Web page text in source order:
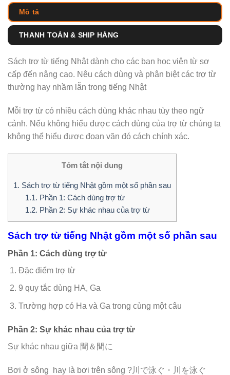
Mô tả
THANH TOÁN & SHIP HÀNG
Sách trợ từ tiếng Nhật dành cho các bạn học viên từ sơ
cấp đến nâng cao. Nêu cách dùng và phân biệt các trợ từ
thường hay nhầm lẫn trong tiếng Nhật
Mỗi trợ từ có nhiều cách dùng khác nhau tùy theo ngữ
cảnh. Nếu không hiểu được cách dùng của trợ từ chúng ta
không thể hiểu được đoạn văn đó cách chính xác.
Tóm tắt nội dung
1. Sách trợ từ tiếng Nhật gồm một số phần sau
1.1. Phần 1: Cách dùng trợ từ
1.2. Phần 2: Sự khác nhau của trợ từ
Sách trợ từ tiếng Nhật gồm một số phần sau
Phần 1: Cách dùng trợ từ
Đặc điểm trợ từ
9 quy tắc dùng HA, Ga
Trường hợp có Ha và Ga trong cùng một câu
Phần 2: Sự khác nhau của trợ từ
Sự khác nhau giữa 間＆間に
Bơi ở sông hay là bơi trên sông ?川で泳ぐ・川を泳ぐ